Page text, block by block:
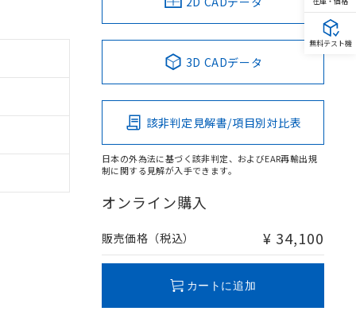
3D CADデータ
該非判定見解書/項目別対比表
日本の外為法に基づく該非判定、およびEAR再輸出規
制に関する見解が入手できます。
オンライン購入
販売価格（税込） ¥ 34,100
カートに追加
無料テスト機